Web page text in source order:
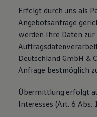
Erfolgt durch uns als
Angebotsanfrage
werden Ihre Daten zur
Deutschland GmbH &
Anfrage bestmöglich
Übermittlung erfolgt
Interesses (Art. 6 Abs.